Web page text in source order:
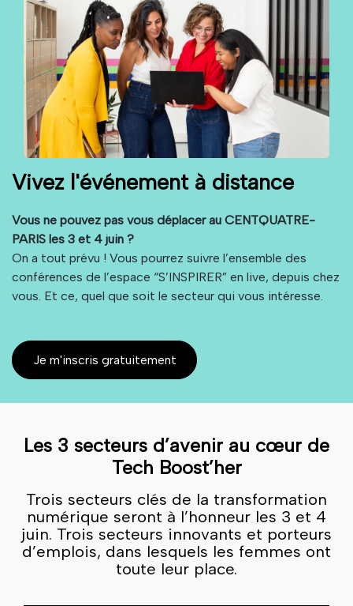
Vivez l'événement à distance
Vous ne pouvez pas vous déplacer au CENTQUATRE-
PARIS les 3 et 4 juin ?
On a tout prévu ! Vous pourrez suivre l’ensemble des
conférences de l’espace “S’INSPIRER” en live, depuis chez
vous. Et ce, quel que soit le secteur qui vous intéresse.
Je m'inscris gratuitement
Les 3 secteurs d’avenir au cœur de
Tech Boost’her
Trois secteurs clés de la transformation
numérique seront à l’honneur les 3 et 4
juin. Trois secteurs innovants et porteurs
d’emplois, dans lesquels les femmes ont
toute leur place.